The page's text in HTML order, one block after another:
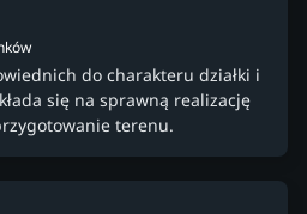
do charakteru działki i
się na sprawną realizację
terenu.